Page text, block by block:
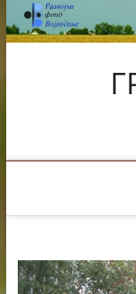
Skip
to
content